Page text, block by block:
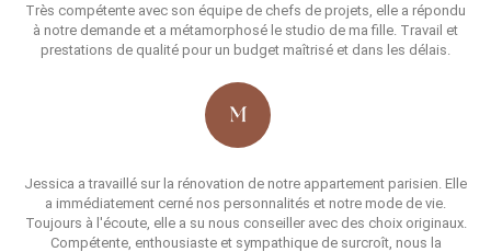
Très compétente avec son équipe de chefs de projets, elle a répondu
à notre demande et a métamorphosé le studio de ma fille. Travail et
prestations de qualité pour un budget maîtrisé et dans les délais.
Jessica a travaillé sur la rénovation de notre appartement parisien. Elle
a immédiatement cerné nos personnalités et notre mode de vie.
Toujours à l'écoute, elle a su nous conseiller avec des choix originaux.
Compétente, enthousiaste et sympathique de surcroît, nous la